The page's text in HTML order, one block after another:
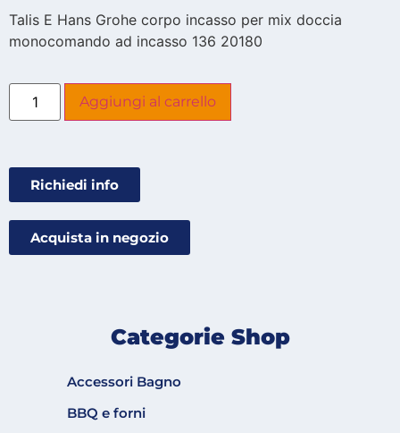
Talis E Hans Grohe corpo incasso per mix doccia
monocomando ad incasso 136 20180
Aggiungi al carrello
Richiedi info
Acquista in negozio
Categorie Shop
Accessori Bagno
BBQ e forni